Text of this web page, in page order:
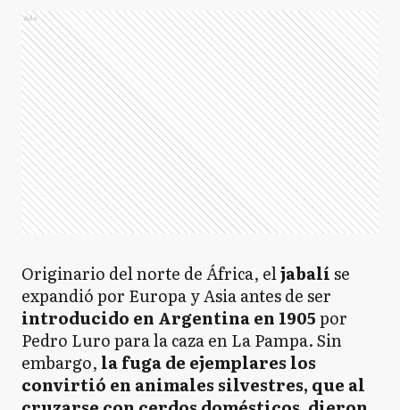
Ads
Originario del norte de África, eljabalíse
expandió por Europa y Asia antes de ser
introducido en Argentina en 1905por
Pedro Luro para la caza en La Pampa. Sin
embargo, la fuga de ejemplares los
convirtió en animales silvestres, que al